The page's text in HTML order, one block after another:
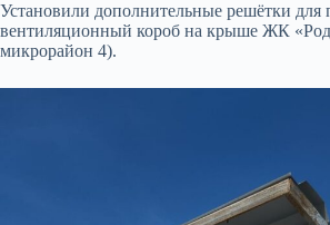
Установили дополнительные решётки для
вентиляционный короб на крыше ЖК
микрорайон 4).